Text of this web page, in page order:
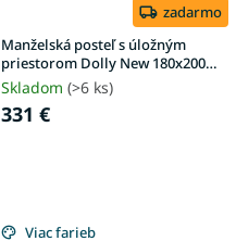
zadarmo
Manželská posteľ s úložným
priestorom Dolly New 180x200 -
dub craft
Skladom (>6 ks)
331 €
Viac farieb